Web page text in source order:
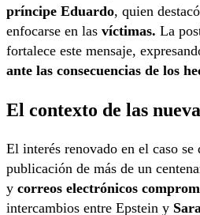
príncipe Eduardo, quien
enfocarse en las víctimas. La
fortalece este mensaje,
ante las consecuencias de los
El contexto de las
El interés renovado en el caso se
publicación de más de un
y correos electrónicos
intercambios entre Epstein y